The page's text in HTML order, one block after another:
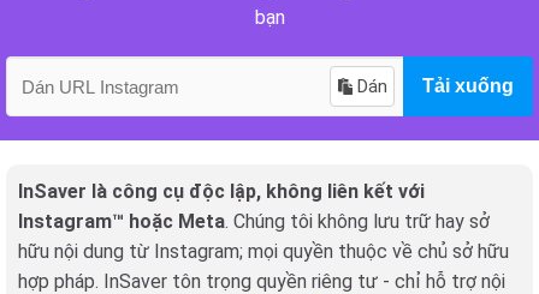
bạn
Dán Tải xuống
InSaver là công cụ độc lập, không liên kết với
Instagram™ hoặc Meta. Chúng tôi không lưu trữ hay sở
hữu nội dung từ Instagram; mọi quyền thuộc về chủ sở hữu
hợp pháp. InSaver tôn trọng quyền riêng tư - chỉ hỗ trợ nội